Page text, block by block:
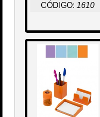
CÓDIGO: 1610